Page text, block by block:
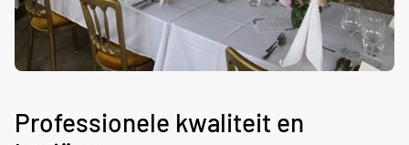
Professionele kwaliteit en